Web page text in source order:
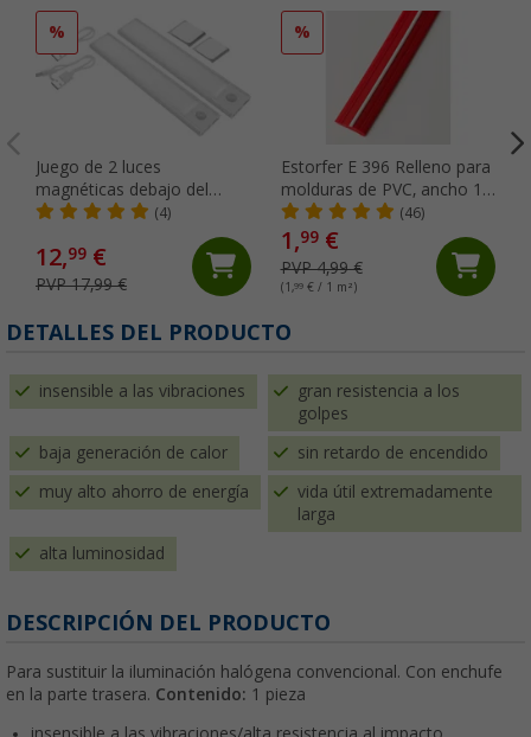
%
Juego de 2 luces
magnéticas debajo del
armario con sensor de
Berger
(4)
12,99 €
PVP 17,99 €
%
Estorfer E 396 Relleno para
molduras de PVC, ancho 12
mm, vendido al metro,
rojo/blanco
(46)
1,99€
PVP 4,99 €
(1,99€ / 1 m²)
DETALLES DEL PRODUCTO
insensible a las vibraciones
gran resistencia a los
golpes
baja generación de calor sin retardo de encendido
muy alto ahorro de energía
vida útil extremadamente
larga
alta luminosidad
DESCRIPCIÓN DEL PRODUCTO
Para sustituir la iluminación halógena convencional. Con enchufe
en la parte trasera. Contenido: 1 pieza